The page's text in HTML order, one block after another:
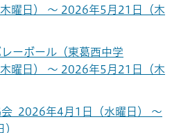
曜日） ～ 2026年5月21日（木
ーボール（東葛西中学
曜日） ～ 2026年5月21日（木
2026年4月1日（水曜日） ～